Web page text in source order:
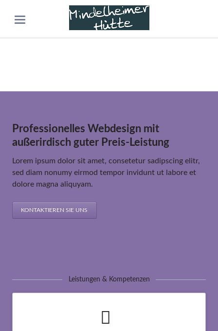
Professionelles Webdesign mit
außerirdisch guter Preis-Leistung
Lorem ipsum dolor sit amet, consetetur sadipscing elitr,
sed diam nonumy eirmod tempor invidunt ut labore et
dolore magna aliquyam.
KONTAKTIEREN SIE UNS
Leistungen & Kompetenzen
Lorem ipsum dolor sit amet, consectetur adipisicing elit, sed do